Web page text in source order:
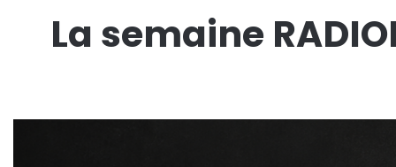
La semaine